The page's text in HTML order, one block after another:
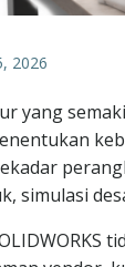
2026
yang
simulasi